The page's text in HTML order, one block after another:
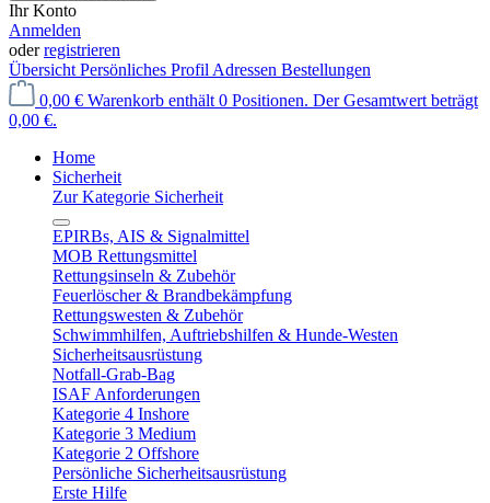
Ihr Konto
Anmelden
oderregistrieren
Übersicht Persönliches Profil Adressen Bestellungen
0,00 € Warenkorb enthält 0 Positionen. Der Gesamtwert beträgt
0,00 €.
Home
Sicherheit
Zur Kategorie Sicherheit
EPIRBs, AIS & Signalmittel
MOB Rettungsmittel
Rettungsinseln & Zubehör
Feuerlöscher & Brandbekämpfung
Rettungswesten & Zubehör
Schwimmhilfen, Auftriebshilfen & Hunde-Westen
Sicherheitsausrüstung
Notfall-Grab-Bag
ISAF Anforderungen
Kategorie 4 Inshore
Kategorie 3 Medium
Kategorie 2 Offshore
Persönliche Sicherheitsausrüstung
Erste Hilfe